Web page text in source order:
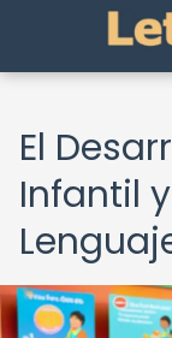
El
Infantil